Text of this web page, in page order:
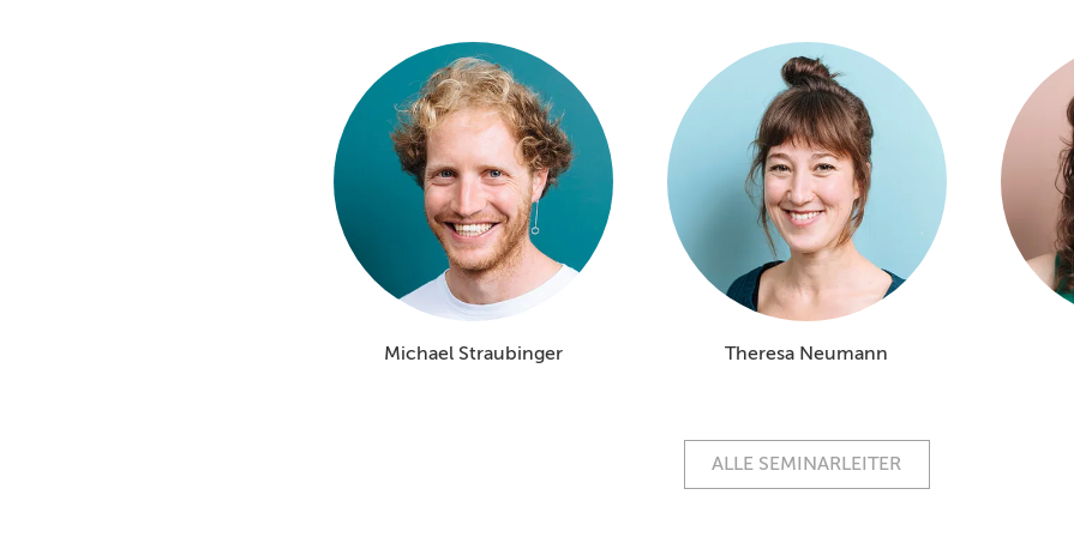
Michael Straubinger Theresa Neumann
ALLE SEMINARLEITER